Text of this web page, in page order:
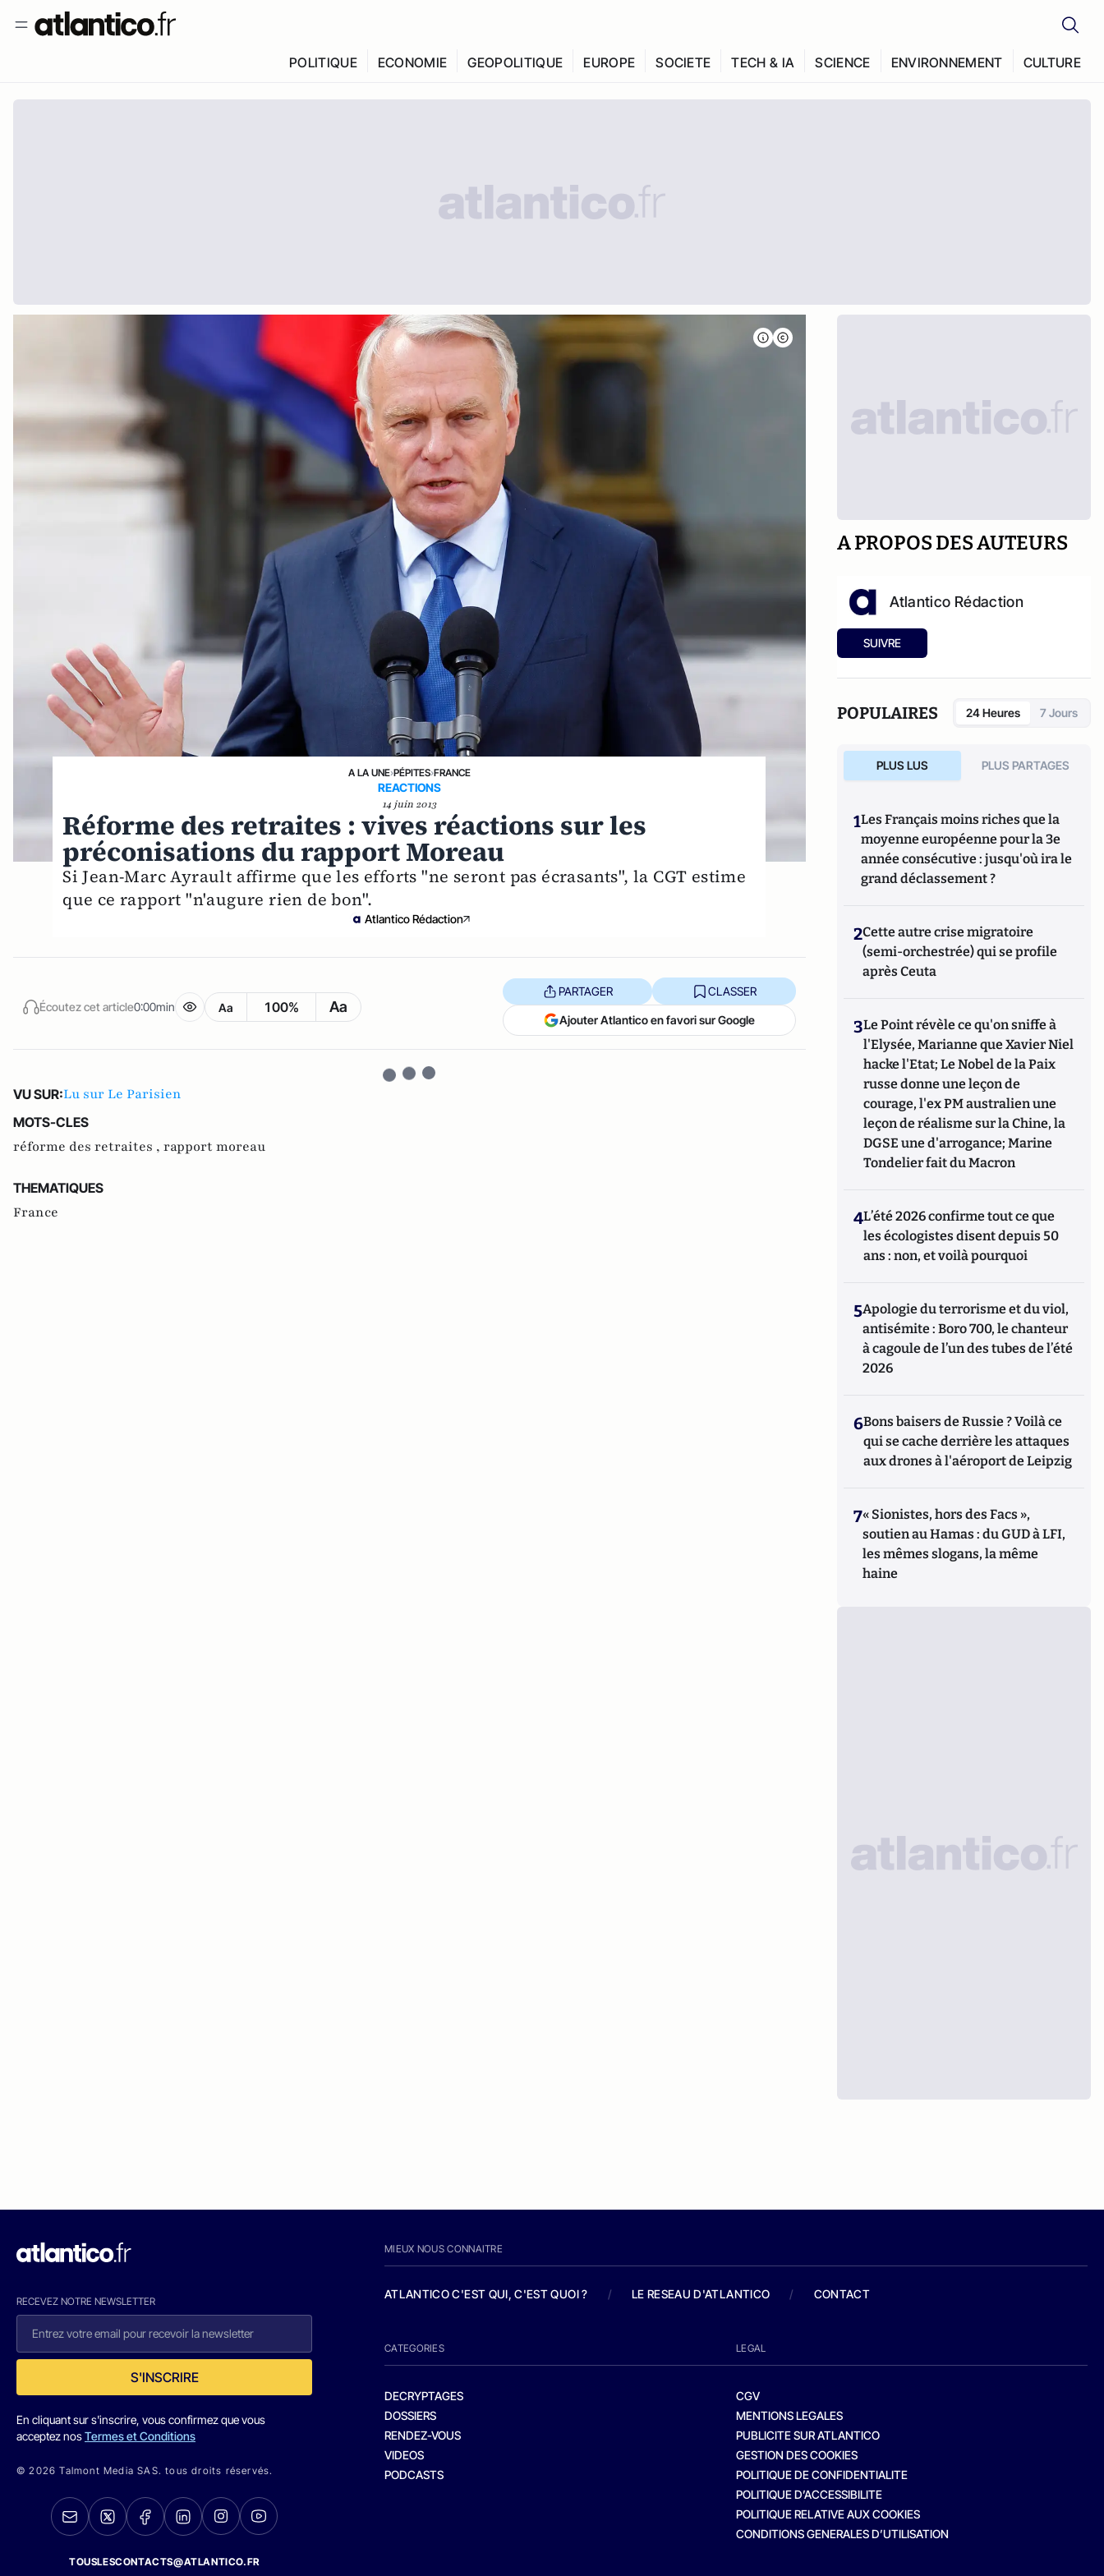
POLITIQUE ECONOMIE GEOPOLITIQUE EUROPE SOCIETE TECH & IA SCIENCE ENVIRONNEMENT CULTURE
A LA UNE›PÉPITES›FRANCE
REACTIONS
14 juin 2013
Réforme des retraites : vives réactions sur les
préconisations du rapport Moreau
Si Jean-Marc Ayrault affirme que les efforts "ne seront pas écrasants", la CGT estime
que ce rapport "n'augure rien de bon".
Atlantico Rédaction
Écoutez cet article0:00min Aa 100% Aa
PARTAGER CLASSER
Ajouter Atlantico en favori sur Google
VU SUR:Lu sur Le Parisien
MOTS-CLES
réforme des retraites , rapport moreau
THEMATIQUES
France
A PROPOS DES AUTEURS
Atlantico Rédaction
SUIVRE
POPULAIRES 24 Heures 7 Jours
PLUS LUS PLUS PARTAGES
1Les Français moins riches que la
moyenne européenne pour la 3e
année consécutive : jusqu'où ira le
grand déclassement ?
2Cette autre crise migratoire
(semi-orchestrée) qui se profile
après Ceuta
3Le Point révèle ce qu'on sniffe à
l'Elysée, Marianne que Xavier Niel
hacke l'Etat; Le Nobel de la Paix
russe donne une leçon de
courage, l'ex PM australien une
leçon de réalisme sur la Chine, la
DGSE une d'arrogance; Marine
Tondelier fait du Macron
4L’été 2026 confirme tout ce que
les écologistes disent depuis 50
ans : non, et voilà pourquoi
5Apologie du terrorisme et du viol,
antisémite : Boro 700, le chanteur
à cagoule de l’un des tubes de l’été
2026
6Bons baisers de Russie ? Voilà ce
qui se cache derrière les attaques
aux drones à l'aéroport de Leipzig
7« Sionistes, hors des Facs »,
soutien au Hamas : du GUD à LFI,
les mêmes slogans, la même
haine
RECEVEZ NOTRE NEWSLETTER
S'INSCRIRE
En cliquant sur s'inscrire, vous confirmez que vous
acceptez nosTermes et Conditions
© 2026 Talmont Media SAS. tous droits réservés.
TOUSLESCONTACTS@ATLANTICO.FR
MIEUX NOUS CONNAITRE
ATLANTICO C'EST QUI, C'EST QUOI ? / LE RESEAU D'ATLANTICO / CONTACT
CATEGORIES
DECRYPTAGES
DOSSIERS
RENDEZ-VOUS
VIDEOS
PODCASTS
LEGAL
CGV
MENTIONS LEGALES
PUBLICITE SUR ATLANTICO
GESTION DES COOKIES
POLITIQUE DE CONFIDENTIALITE
POLITIQUE D’ACCESSIBILITE
POLITIQUE RELATIVE AUX COOKIES
CONDITIONS GENERALES D’UTILISATION